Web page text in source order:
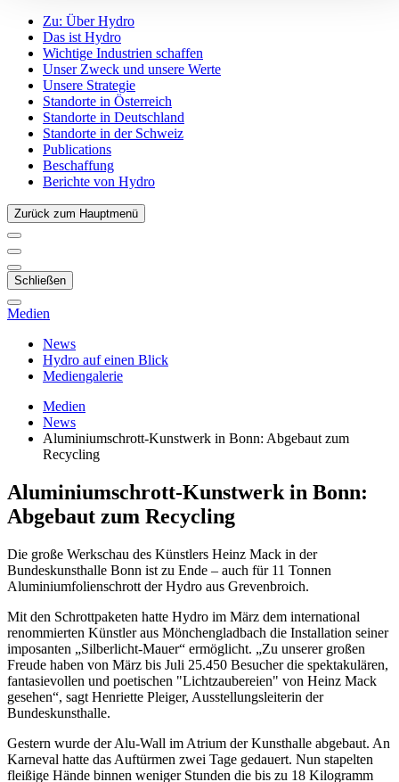
Zu: Über Hydro
Das ist Hydro
Wichtige Industrien schaffen
Unser Zweck und unsere Werte
Unsere Strategie
Standorte in Österreich
Standorte in Deutschland
Standorte in der Schweiz
Publications
Beschaffung
Berichte von Hydro
Zurück zum Hauptmenü
Schließen
Medien
News
Hydro auf einen Blick
Mediengalerie
Medien
News
Aluminiumschrott-Kunstwerk in Bonn: Abgebaut zum
Recycling
Aluminiumschrott-Kunstwerk in Bonn:
Abgebaut zum Recycling
Die große Werkschau des Künstlers Heinz Mack in der
Bundeskunsthalle Bonn ist zu Ende – auch für 11 Tonnen
Aluminiumfolienschrott der Hydro aus Grevenbroich.
Mit den Schrottpaketen hatte Hydro im März dem international
renommierten Künstler aus Mönchengladbach die Installation seiner
imposanten „Silberlicht-Mauer“ ermöglicht. „Zu unserer großen
Freude haben von März bis Juli 25.450 Besucher die spektakulären,
fantasievollen und poetischen "Lichtzaubereien" von Heinz Mack
gesehen“, sagt Henriette Pleiger, Ausstellungsleiterin der
Bundeskunsthalle.
Gestern wurde der Alu-Wall im Atrium der Kunsthalle abgebaut. An
Karneval hatte das Auftürmen zwei Tage gedauert. Nun stapelten
fleißige Hände binnen weniger Stunden die bis zu 18 Kilogramm